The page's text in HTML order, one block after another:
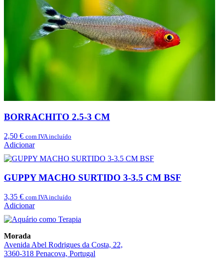
BORRACHITO 2.5-3 CM
2,50 € com IVA incluído
Adicionar
GUPPY MACHO SURTIDO 3-3.5 CM BSF
3,35 € com IVA incluído
Adicionar
Morada
Avenida Abel Rodrigues da Costa, 22,
3360-318 Penacova, Portugal